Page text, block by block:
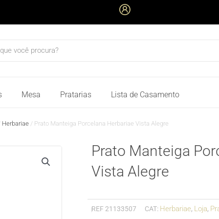
Mesa Pratarias Lista de Casamento
Herbariae / Prato Manteiga Porcelana Herbariae Vista Alegre
Prato Manteiga
Vista Alegre
REF 21133507 CAT: Herbariae, Loja,